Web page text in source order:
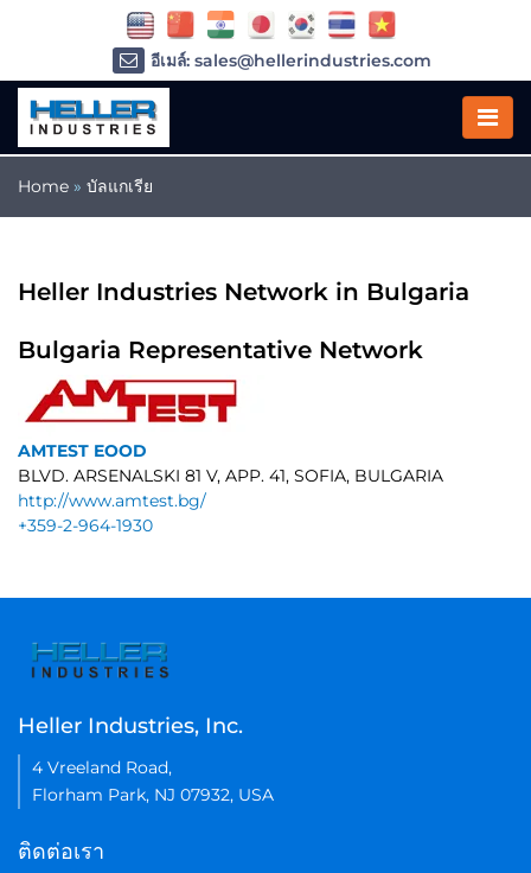
Home » บัลแกเรีย
Heller Industries Network in Bulgaria
Bulgaria Representative Network
AMTEST EOOD
BLVD. ARSENALSKI 81 V, APP. 41, SOFIA, BULGARIA
http://www.amtest.bg/
+359-2-964-1930
อีเมล์: sales@hellerindustries.com
อีเมล์: service@hellerindustries.com
โทรศัพท์ :
Heller Industries, Inc.
4 Vreeland Road,
Florham Park, NJ 07932, USA
ติดต่อเรา